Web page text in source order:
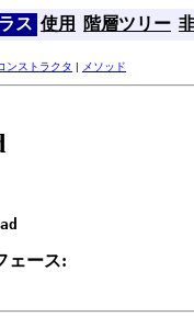
ス 使用 階層ツリー
ンストラクタ | メソッド
ェース: